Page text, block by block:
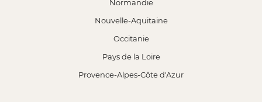
Normandie
Nouvelle-Aquitaine
Occitanie
Pays de la Loire
Provence-Alpes-Côte d'Azur